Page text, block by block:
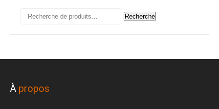
Recherche
Recherche
À propos